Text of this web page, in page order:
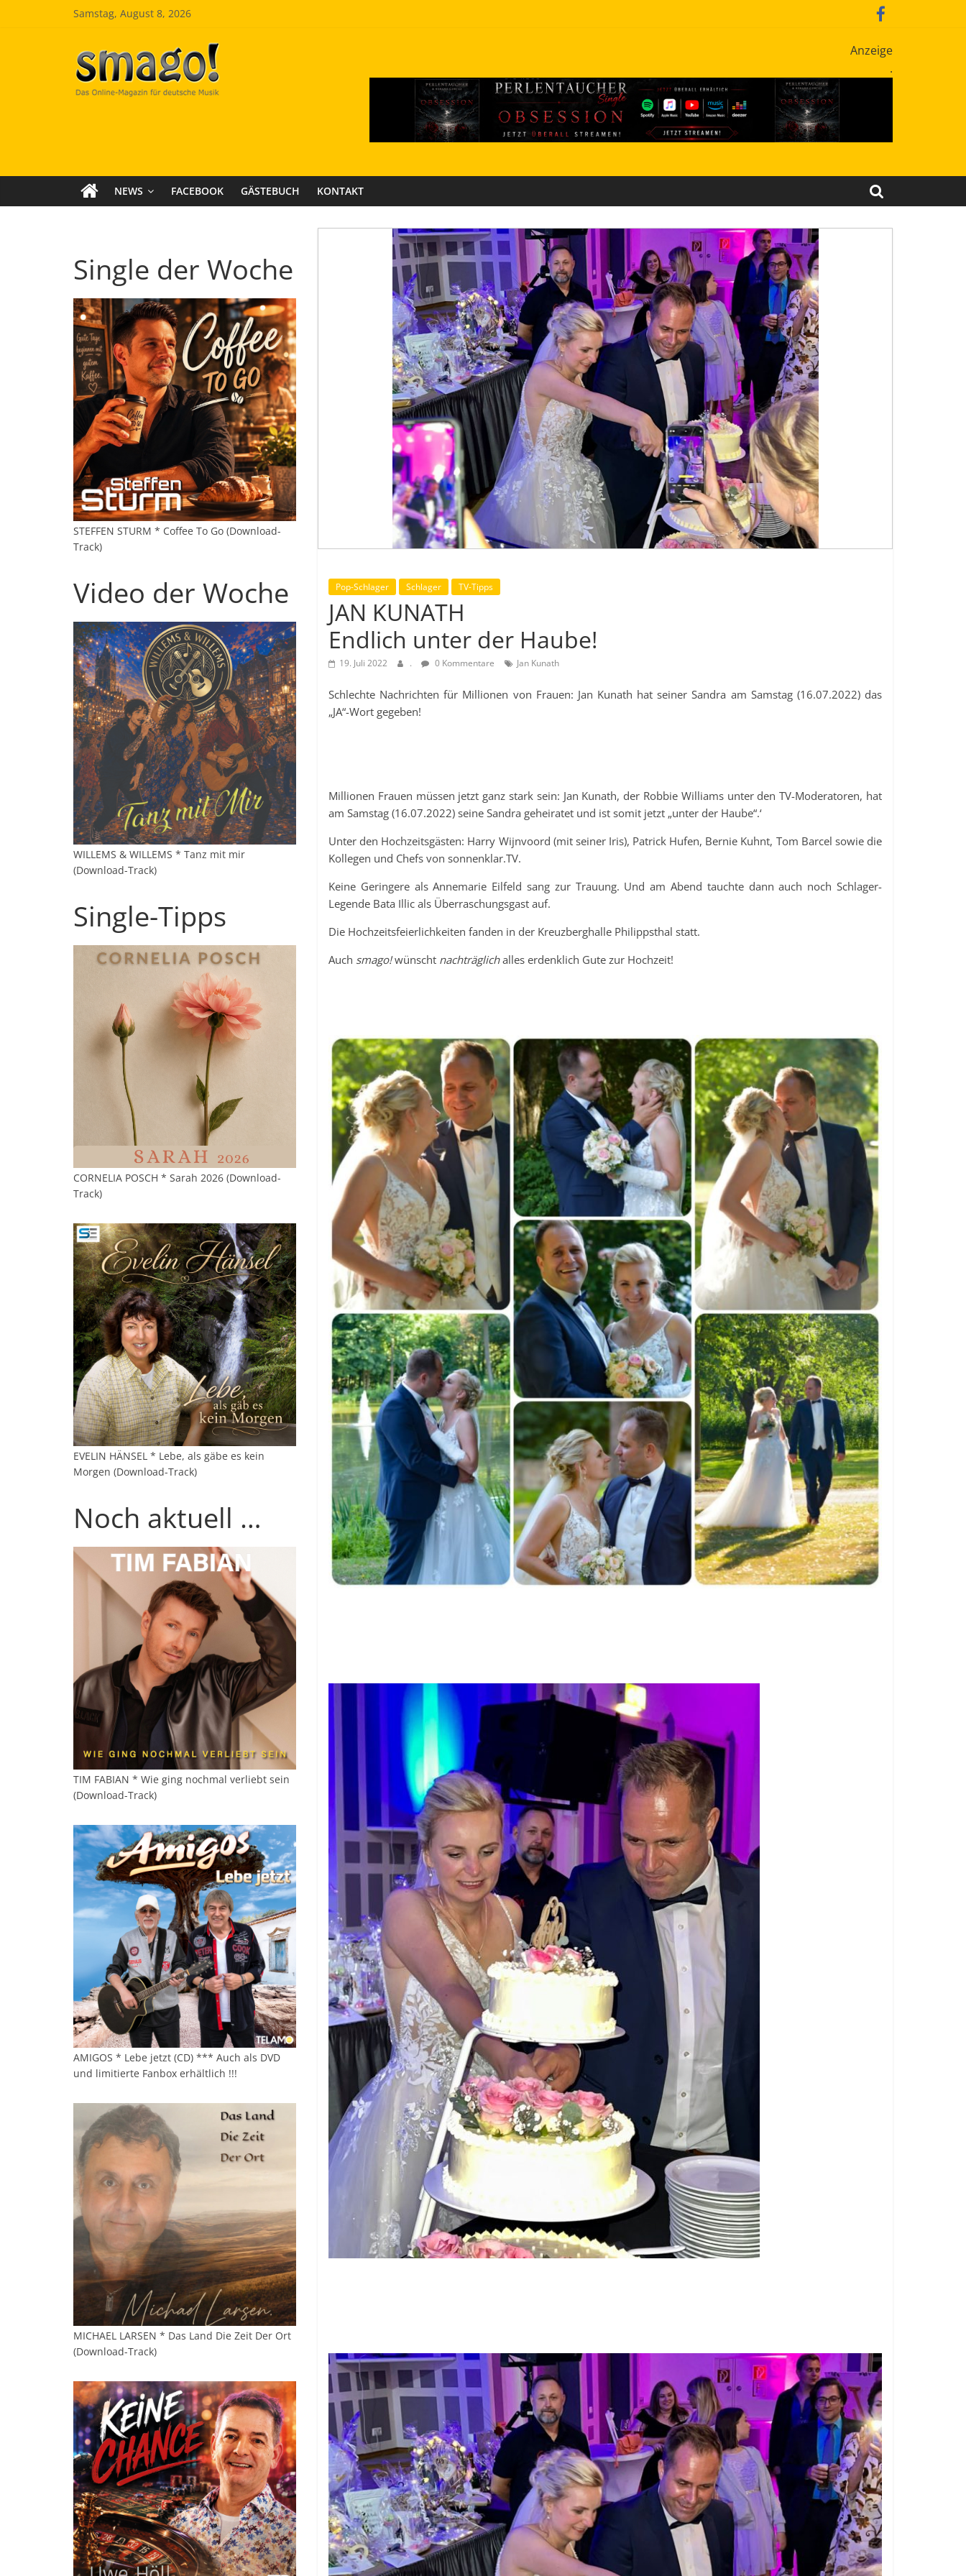
Samstag, August 8, 2026
Smago
SchlagerMAGazinOnline
Anzeige
.
NEWS FACEBOOK GÄSTEBUCH KONTAKT
Pop-Schlager Schlager TV-Tipps
JAN KUNATH
Endlich unter der Haube!
19. Juli 2022 . 0 Kommentare Jan Kunath
Schlechte Nachrichten für Millionen von Frauen: Jan Kunath hat seiner Sandra am Samstag (16.07.2022) das
„JA“-Wort gegeben!
Millionen Frauen müssen jetzt ganz stark sein: Jan Kunath, der Robbie Williams unter den TV-Moderatoren, hat
am Samstag (16.07.2022) seine Sandra geheiratet und ist somit jetzt „unter der Haube“.‘
Unter den Hochzeitsgästen: Harry Wijnvoord (mit seiner Iris), Patrick Hufen, Bernie Kuhnt, Tom Barcel sowie die
Kollegen und Chefs von sonnenklar.TV.
Keine Geringere als Annemarie Eilfeld sang zur Trauung. Und am Abend tauchte dann auch noch Schlager-
Legende Bata Illic als Überraschungsgast auf.
Die Hochzeitsfeierlichkeiten fanden in der Kreuzberghalle Philippsthal statt.
Auch smago!wünscht nachträglichalles erdenklich Gute zur Hochzeit!
Single der Woche
STEFFEN STURM * Coffee To Go (Download-
Track)
Video der Woche
WILLEMS & WILLEMS * Tanz mit mir
(Download-Track)
Single-Tipps
CORNELIA POSCH * Sarah 2026 (Download-
Track)
EVELIN HÄNSEL * Lebe, als gäbe es kein
Morgen (Download-Track)
Noch aktuell …
TIM FABIAN * Wie ging nochmal verliebt sein
(Download-Track)
AMIGOS * Lebe jetzt (CD) *** Auch als DVD
und limitierte Fanbox erhältlich !!!
MICHAEL LARSEN * Das Land Die Zeit Der Ort
(Download-Track)